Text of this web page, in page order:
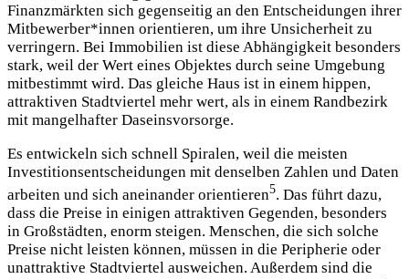
Finanzmärkten sich gegenseitig an den Entscheidungen ihrer
Mitbewerber*innen orientieren, um ihre Unsicherheit zu
verringern. Bei Immobilien ist diese Abhängigkeit besonders
stark, weil der Wert eines Objektes durch seine Umgebung
mitbestimmt wird. Das gleiche Haus ist in einem hippen,
attraktiven Stadtviertel mehr wert, als in einem Randbezirk
mit mangelhafter Daseinsvorsorge.
Es entwickeln sich schnell Spiralen, weil die meisten
Investitionsentscheidungen mit denselben Zahlen und Daten
arbeiten und sich aneinander orientieren5. Das führt dazu,
dass die Preise in einigen attraktiven Gegenden, besonders
in Großstädten, enorm steigen. Menschen, die sich solche
Preise nicht leisten können, müssen in die Peripherie oder
unattraktive Stadtviertel ausweichen. Außerdem sind die